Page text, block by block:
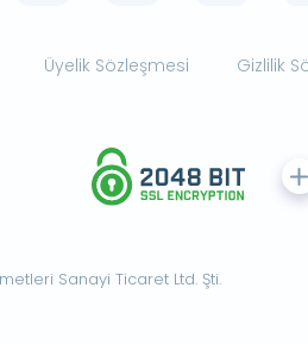
Üyelik Sözleşmesi Gizlilik
Sanayi Ticaret Ltd. Şti.